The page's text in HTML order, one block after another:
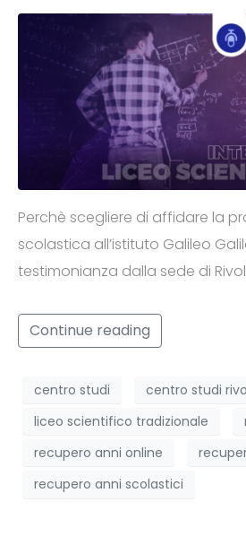
Perchè scegliere di affidare la
scolastica all’istituto Galileo
testimonianza dalla sede di
Continue reading
centro studi
centro studi
liceo scientifico tradizionale
recupero anni online
recupero anni scolastici